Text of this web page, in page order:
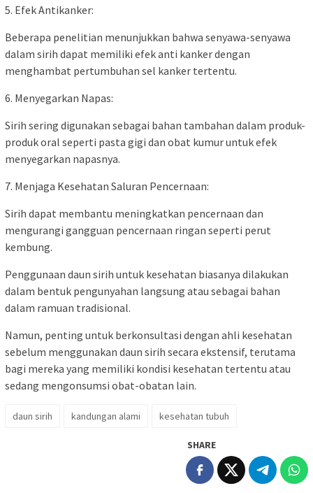
5. Efek Antikanker:
Beberapa penelitian menunjukkan bahwa senyawa-senyawa
dalam sirih dapat memiliki efek anti kanker dengan
menghambat pertumbuhan sel kanker tertentu.
6. Menyegarkan Napas:
Sirih sering digunakan sebagai bahan tambahan dalam produk-
produk oral seperti pasta gigi dan obat kumur untuk efek
menyegarkan napasnya.
7. Menjaga Kesehatan Saluran Pencernaan:
Sirih dapat membantu meningkatkan pencernaan dan
mengurangi gangguan pencernaan ringan seperti perut
kembung.
Penggunaan daun sirih untuk kesehatan biasanya dilakukan
dalam bentuk pengunyahan langsung atau sebagai bahan
dalam ramuan tradisional.
Namun, penting untuk berkonsultasi dengan ahli kesehatan
sebelum menggunakan daun sirih secara ekstensif, terutama
bagi mereka yang memiliki kondisi kesehatan tertentu atau
sedang mengonsumsi obat-obatan lain.
daun sirih kandungan alami kesehatan tubuh
SHARE